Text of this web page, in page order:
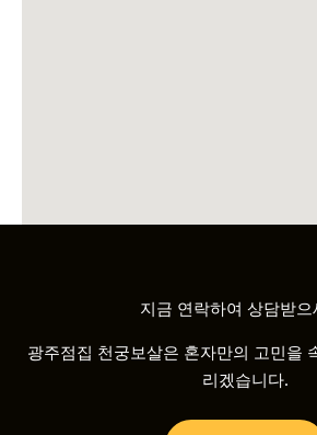
지금 연락하여 상담받으
광주점집 천궁보살은 혼자만의 고민을
리겠습니다.